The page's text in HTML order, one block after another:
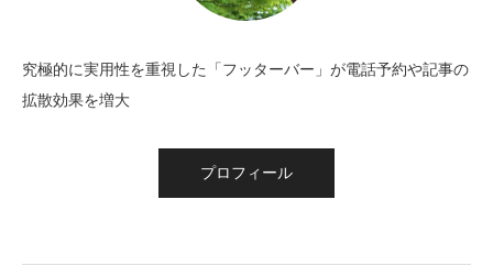
究極的に実用性を重視した「フッターバー」が電話予約や記事の
拡散効果を増大
プロフィール